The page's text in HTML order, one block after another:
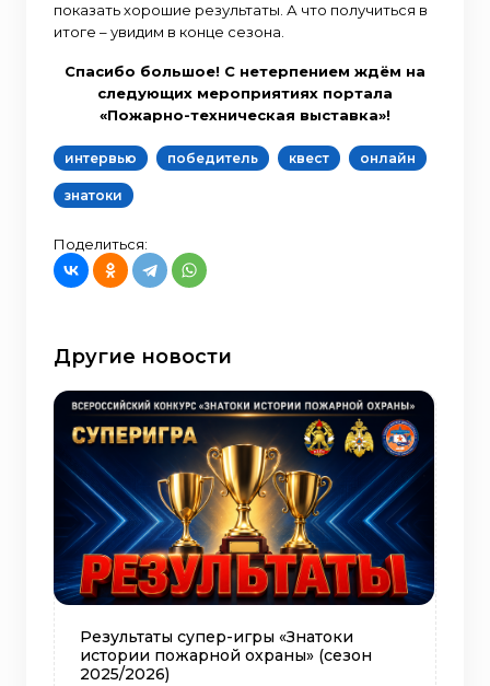
показать хорошие результаты. А что получиться в
итоге – увидим в конце сезона.
Спасибо большое! С нетерпением ждём на
следующих мероприятиях портала
«Пожарно-техническая выставка»!
интервью победитель квест онлайн
знатоки
Поделиться:
Другие новости
Результаты супер-игры «Знатоки
истории пожарной охраны» (сезон
2025/2026)